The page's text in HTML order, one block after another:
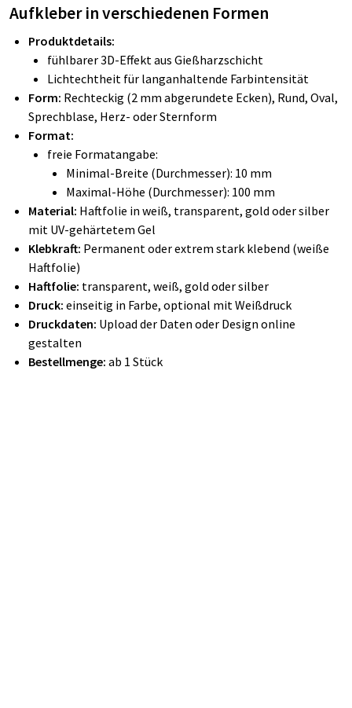
Aufkleber in verschiedenen Formen
Produktdetails:
fühlbarer 3D-Effekt aus Gießharzschicht
Lichtechtheit für langanhaltende Farbintensität
Form: Rechteckig (2 mm abgerundete Ecken), Rund, Oval,
Sprechblase, Herz- oder Sternform
Format:
freie Formatangabe:
Minimal-Breite (Durchmesser): 10 mm
Maximal-Höhe (Durchmesser): 100 mm
Material: Haftfolie in weiß, transparent, gold oder silber
mit UV-gehärtetem Gel
Klebkraft: Permanent oder extrem stark klebend (weiße
Haftfolie)
Haftfolie: transparent, weiß, gold oder silber
Druck: einseitig in Farbe, optional mit Weißdruck
Druckdaten: Upload der Daten oder Design online
gestalten
Bestellmenge: ab 1 Stück